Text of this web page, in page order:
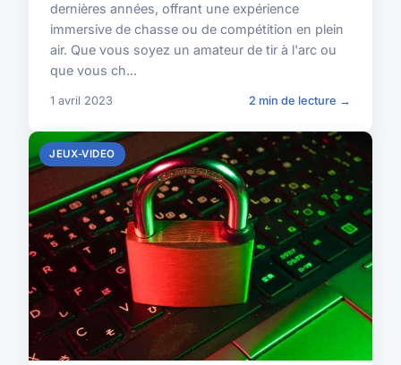
dernières années, offrant une expérience
immersive de chasse ou de compétition en plein
air. Que vous soyez un amateur de tir à l'arc ou
que vous ch...
1 avril 2023 2 min de lecture →
JEUX-VIDEO